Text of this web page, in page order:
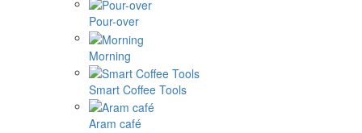
Pour-over
Morning
Smart Coffee Tools
Aram café